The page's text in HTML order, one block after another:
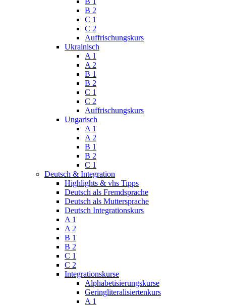
B 2
C 1
C 2
Auffrischungskurs
Ukrainisch
A 1
A 2
B 1
B 2
C 1
C 2
Auffrischungskurs
Ungarisch
A 1
A 2
B 1
B 2
C 1
Deutsch & Integration
Highlights & vhs Tipps
Deutsch als Fremdsprache
Deutsch als Muttersprache
Deutsch Integrationskurs
A 1
A 2
B 1
B 2
C 1
C 2
Integrationskurse
Alphabetisierungskurse
Geringliteralisiertenkurs
A 1